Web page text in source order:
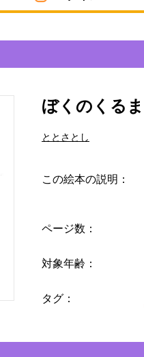
ぼくのくるま
ととさとし
この絵本の説明：
ページ数：
対象年齢：
タグ：